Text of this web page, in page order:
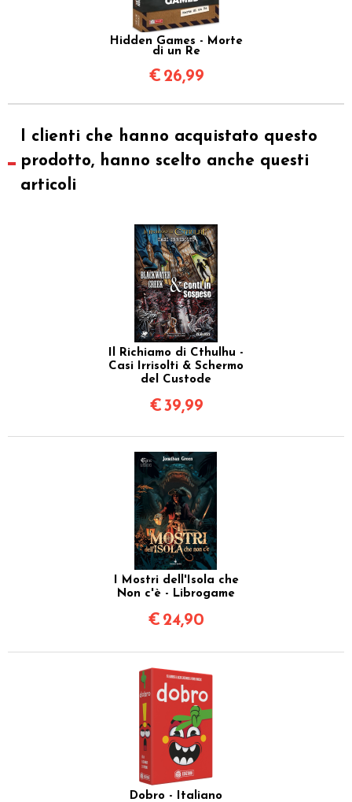
Hidden Games - Morte
di un Re
€ 26,99
I clienti che hanno acquistato questo
prodotto, hanno scelto anche questi
articoli
Il Richiamo di Cthulhu -
Casi Irrisolti & Schermo
del Custode
€39,99
I Mostri dell'Isola che
Non c'è - Librogame
€ 24,90
Dobro - Italiano